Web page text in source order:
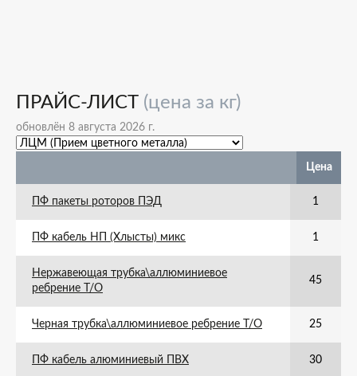
ПРАЙС-ЛИСТ (цена за кг)
обновлён 8 августа 2026 г.
Цена
ПФ пакеты роторов ПЭД 1
ПФ кабель НП (Хлысты) микс 1
Нержавеющая трубка\аллюминиевое
ребрение Т/О
45
Черная трубка\аллюминиевое ребрение Т/О 25
ПФ кабель алюминиевый ПВХ 30